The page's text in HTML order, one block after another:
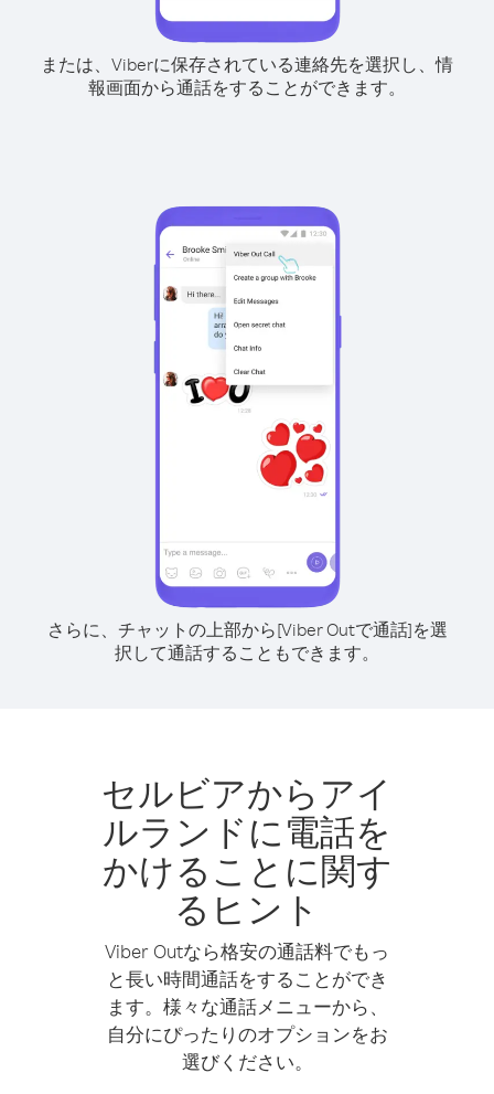
または、Viberに保存されている連絡先を選択し、情
報画面から通話をすることができます。
さらに、チャットの上部から[Viber Outで通話]を選
択して通話することもできます。
セルビアからアイ
ルランドに電話を
かけることに関す
るヒント
Viber Outなら格安の通話料でもっ
と長い時間通話をすることができ
ます。様々な通話メニューから、
自分にぴったりのオプションをお
選びください。